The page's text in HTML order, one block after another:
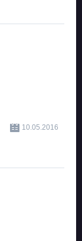
10.05.2016